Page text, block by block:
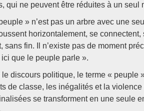
qui ne peuvent être réduites à un seul
» n’est pas un arbre avec une
horizontalement, se
sans fin. Il n’existe pas de moment
ici que le peuple parle ».
le discours politique, le terme « peuple
de classe, les inégalités et la
se transforment en une seule